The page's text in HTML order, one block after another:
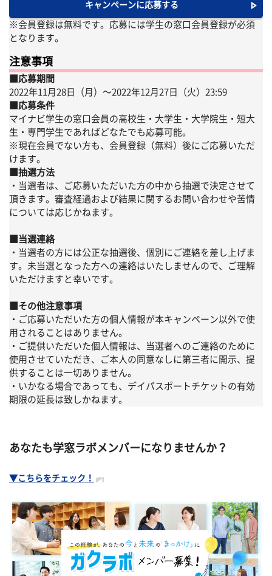
キャンペーンに応募する
※会員登録は無料です。応募には学生の窓口会員登録が必須
となります。
注意事項
■応募期間
2022年11月28日（月）〜2022年12月27日（火）23:59
■応募条件
マイナビ学生の窓口会員の高校生・大学生・大学院生・短大
生・専門学生であればどなたでも応募可能。
※現在会員でない方も、会員登録（無料）後にご応募いただ
けます。
■抽選方法
・当選者は、ご応募いただいた方の中から抽選で決定させて
頂きます。審査経過および結果に関するお問い合わせや苦情
については応じかねます。
■当選連絡
・当選者の方には公正な抽選後、個別にご連絡を差し上げま
す。未当選となった方への連絡はいたしませんので、ご理解
いただけますと幸いです。
■その他注意事項
・ご応募いただいた方の個人情報が本キャンペーン以外で使
用されることはありません。
・ご提供いただいた個人情報は、当選者へのご連絡のために
使用させていただき、ご本人の同意なしに第三者に開示、提
供することは一切ありません。
・いかなる場合であっても、デイパスポートチケットの有効
期限の延長は致しかねます。
あなたも学窓ラボメンバーになりませんか？
▼こちらをチェック！